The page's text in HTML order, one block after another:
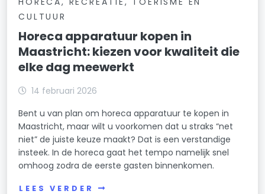
CULTUUR
Horeca apparatuur kopen in
Maastricht: kiezen voor kwaliteit die
elke dag meewerkt
14 februari 2026
Bent u van plan om horeca apparatuur te kopen in
Maastricht, maar wilt u voorkomen dat u straks “net
niet” de juiste keuze maakt? Dat is een verstandige
insteek. In de horeca gaat het tempo namelijk snel
omhoog zodra de eerste gasten binnenkomen.
LEES VERDER